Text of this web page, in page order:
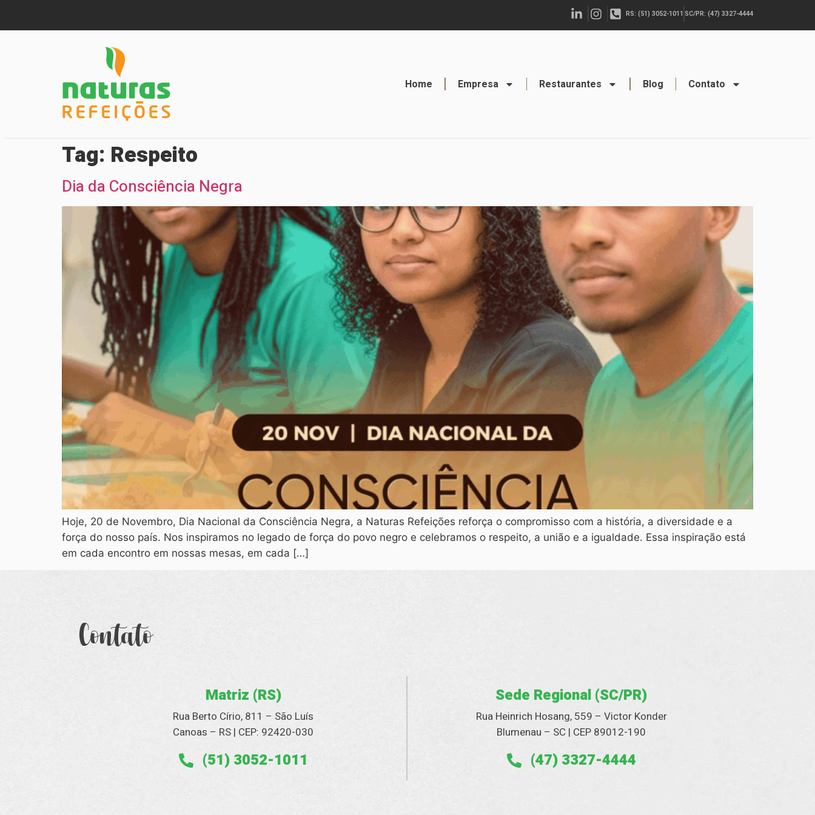
RS: (51) 3052-1011 SC/PR: (47) 3327-4444
Home Empresa Restaurantes Blog Contato
Tag: Respeito
Dia da Consciência Negra
Hoje, 20 de Novembro, Dia Nacional da Consciência Negra, a Naturas Refeições reforça o compromisso com a história, a diversidade e a
força do nosso país. Nos inspiramos no legado de força do povo negro e celebramos o respeito, a união e a igualdade. Essa inspiração está
em cada encontro em nossas mesas, em cada […]
Contato
Matriz (RS)
Rua Berto Círio, 811 – São Luís
Canoas – RS | CEP: 92420-030
(51) 3052-1011
Sede Regional (SC/PR)
Rua Heinrich Hosang, 559 – Victor Konder
Blumenau – SC | CEP 89012-190
(47) 3327-4444